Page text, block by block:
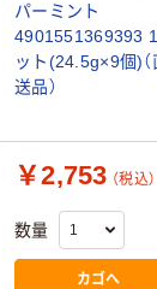
パーミント
4901551369393
ット(24.5g×9個)（
送品）
￥2,753 （税込）
数量
カゴへ